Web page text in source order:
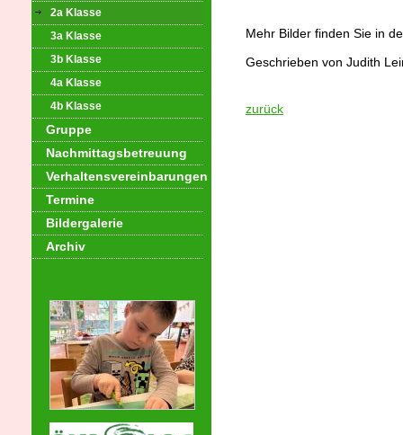
2a Klasse
3a Klasse
3b Klasse
4a Klasse
4b Klasse
Gruppe
Nachmittagsbetreuung
Verhaltensvereinbarungen
Termine
Bildergalerie
Archiv
Mehr Bilder finden Sie in
Geschrieben von Judith
zurück